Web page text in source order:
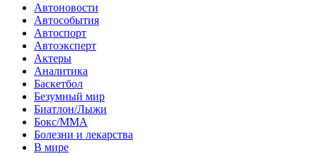
Автоновости
Автособытия
Автоспорт
Автоэксперт
Актеры
Аналитика
Баскетбол
Безумный мир
Биатлон/Лыжи
Бокс/MMA
Болезни и лекарства
В мире